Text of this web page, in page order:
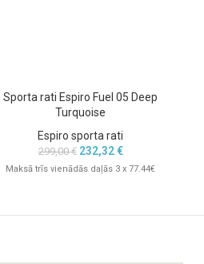
Sporta rati Espiro Fuel 05 Deep
Turquoise
Espiro sporta rati
299,00€ 232,32€
Maksā trīs vienādās daļās 3 x 77.44€